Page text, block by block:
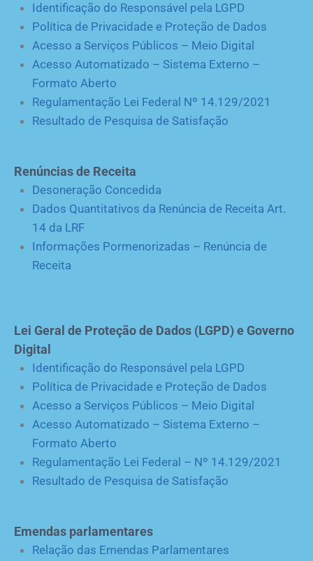
Identificação do Responsável pela LGPD
Política de Privacidade e Proteção de Dados
Acesso a Serviços Públicos – Meio Digital
Acesso Automatizado – Sistema Externo –
Formato Aberto
Regulamentação Lei Federal Nº 14.129/2021
Resultado de Pesquisa de Satisfação
Renúncias de Receita
Desoneração Concedida
Dados Quantitativos da Renúncia de Receita Art.
14 da LRF
Informações Pormenorizadas – Renúncia de
Receita
Lei Geral de Proteção de Dados (LGPD) e Governo
Digital
Identificação do Responsável pela LGPD
Política de Privacidade e Proteção de Dados
Acesso a Serviços Públicos – Meio Digital
Acesso Automatizado – Sistema Externo –
Formato Aberto
Regulamentação Lei Federal – Nº 14.129/2021
Resultado de Pesquisa de Satisfação
Emendas parlamentares
Relação das Emendas Parlamentares